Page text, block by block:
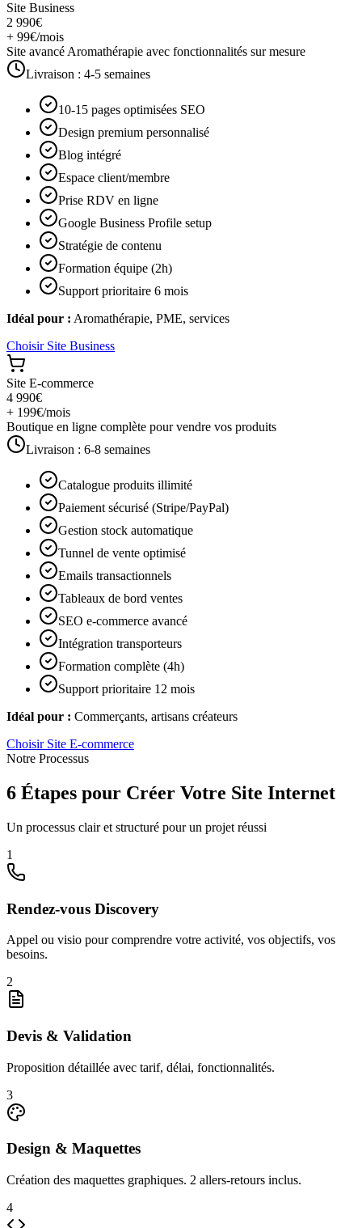
Site Business
2 990€
+ 99€/mois
Site avancé Aromathérapie avec fonctionnalités sur mesure
Livraison : 4-5 semaines
10-15 pages optimisées SEO
Design premium personnalisé
Blog intégré
Espace client/membre
Prise RDV en ligne
Google Business Profile setup
Stratégie de contenu
Formation équipe (2h)
Support prioritaire 6 mois
Idéal pour : Aromathérapie, PME, services
Choisir Site Business
Site E-commerce
4 990€
+ 199€/mois
Boutique en ligne complète pour vendre vos produits
Livraison : 6-8 semaines
Catalogue produits illimité
Paiement sécurisé (Stripe/PayPal)
Gestion stock automatique
Tunnel de vente optimisé
Emails transactionnels
Tableaux de bord ventes
SEO e-commerce avancé
Intégration transporteurs
Formation complète (4h)
Support prioritaire 12 mois
Idéal pour : Commerçants, artisans créateurs
Choisir Site E-commerce
Notre Processus
6 Étapes pour Créer Votre Site Internet
Un processus clair et structuré pour un projet réussi
1
Rendez-vous Discovery
Appel ou visio pour comprendre votre activité, vos objectifs, vos
besoins.
2
Devis & Validation
Proposition détaillée avec tarif, délai, fonctionnalités.
3
Design & Maquettes
Création des maquettes graphiques. 2 allers-retours inclus.
4